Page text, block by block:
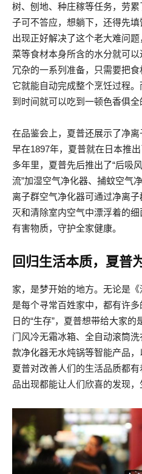
树、刨地、种庄稼等任务，劳
子可不答应，想躺下，还得先
出现正好解决了这个老大难问
菜等食材本身所含的水分就可
冗杂的一系列准备，只需要把食
它就能自动完成整个烹饪过程。
到时间就可以吃到一顿色香俱全
在品鉴会上，夏普还展示了净离
早在1897年，夏普就在日本推
多年里，夏普先后推出了“后吸
流”加湿空气净化器、捕蚊空气
离子群空气净化器可通过净离
灭和清除室内空气中漂浮着的
有害物质，守护全家健康。
回归生活本质，夏普
家，是梦开始的地方。无论是
是每个寻常百姓家中，都有许
日的“生存”，夏普想带给大家的
门风冷无霜冰箱、全自动滚筒
款净化器无水炖锅等智能产品，
夏普对改善人们的生活品质都
品出现都能让人们欣喜的发现，